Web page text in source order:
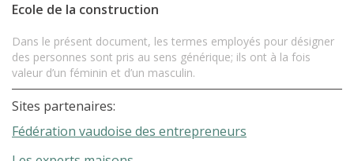
Ecole de la construction
Dans le présent document, les termes employés pour désigner
des personnes sont pris au sens générique; ils ont à la fois
valeur d’un féminin et d’un masculin.
Sites partenaires:
Fédération vaudoise des entrepreneurs